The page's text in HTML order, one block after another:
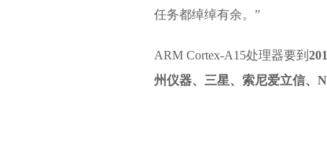
任务都绰绰有余。”
ARM Cortex-A15处理器要到
州仪器、三星、索尼爱立信、